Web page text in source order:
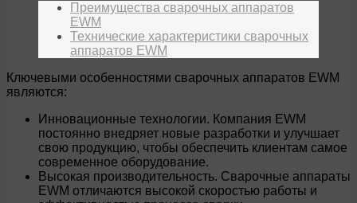
Преимущества сварочных аппаратов
EWM
Технические характеристики сварочных
аппаратов EWM
Ключевыми особенностями сварочных аппаратов EWM
являются:
Инновационные технологии. Компания EWM
постоянно внедряет новые разработки и улучшает
свою продукцию, чтобы обеспечить клиентам самое
современное оборудование.
Высокая производительность. Сварочные аппараты
EWM отличаются высокой скоростью работы и